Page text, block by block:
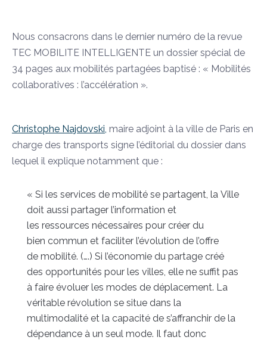
Nous consacrons dans le dernier numéro de la revue
TEC MOBILITE INTELLIGENTE un dossier spécial de
34 pages aux mobilités partagées baptisé : « Mobilités
collaboratives : l’accélération ».
Christophe Najdovski, maire adjoint à la ville de Paris en
charge des transports signe l’éditorial du dossier dans
lequel il explique notamment que :
« Si les services de mobilité se partagent, la Ville
doit aussi partager l’information et
les ressources nécessaires pour créer du
bien commun et faciliter l’évolution de l’offre
de mobilité. (….) Si l’économie du partage créé
des opportunités pour les villes, elle ne suffit pas
à faire évoluer les modes de déplacement. La
véritable révolution se situe dans la
multimodalité et la capacité de s’affranchir de la
dépendance à un seul mode. Il faut donc